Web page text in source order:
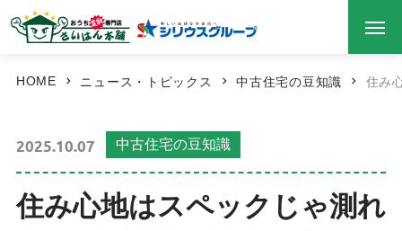
HOME ニュース・トピックス 中古住宅の豆知識 住み
2025.10.07 中古住宅の豆知識
住み心地はスペックじゃ測れ